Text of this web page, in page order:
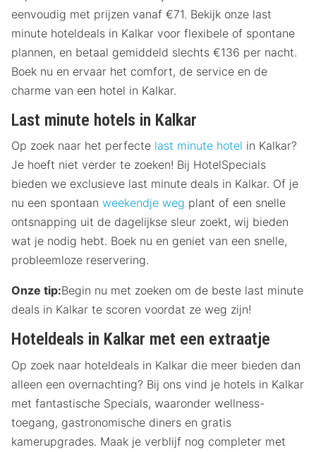
eenvoudig met prijzen vanaf €71. Bekijk onze last
minute hoteldeals in Kalkar voor flexibele of spontane
plannen, en betaal gemiddeld slechts €136 per nacht.
Boek nu en ervaar het comfort, de service en de
charme van een hotel in Kalkar.
Last minute hotels in Kalkar
Op zoek naar het perfecte last minute hotel in Kalkar?
Je hoeft niet verder te zoeken! Bij HotelSpecials
bieden we exclusieve last minute deals in Kalkar. Of je
nu een spontaan weekendje weg plant of een snelle
ontsnapping uit de dagelijkse sleur zoekt, wij bieden
wat je nodig hebt. Boek nu en geniet van een snelle,
probleemloze reservering.
Onze tip:Begin nu met zoeken om de beste last minute
deals in Kalkar te scoren voordat ze weg zijn!
Hoteldeals in Kalkar met een extraatje
Op zoek naar hoteldeals in Kalkar die meer bieden dan
alleen een overnachting? Bij ons vind je hotels in Kalkar
met fantastische Specials, waaronder wellness-
toegang, gastronomische diners en gratis
kamerupgrades. Maak je verblijf nog completer met